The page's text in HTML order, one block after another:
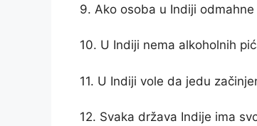
9. Ako osoba u Indiji
10. U Indiji nema alkoholnih
11. U Indiji vole da jedu
12. Svaka država Indije ima